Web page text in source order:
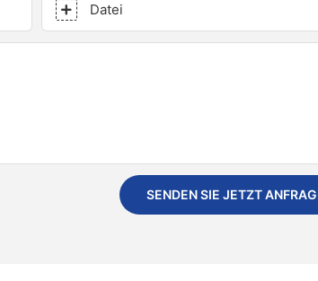
Datei
SENDEN SIE JETZT